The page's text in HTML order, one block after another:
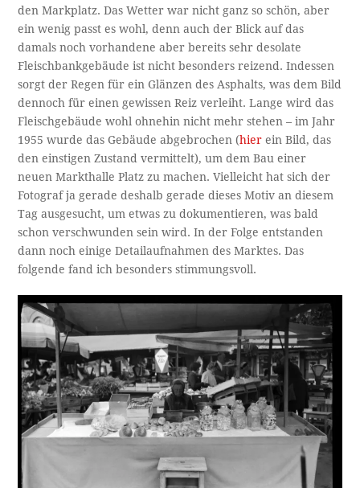
den Markplatz. Das Wetter war nicht ganz so schön, aber
ein wenig passt es wohl, denn auch der Blick auf das
damals noch vorhandene aber bereits sehr desolate
Fleischbankgebäude ist nicht besonders reizend. Indessen
sorgt der Regen für ein Glänzen des Asphalts, was dem Bild
dennoch für einen gewissen Reiz verleiht. Lange wird das
Fleischgebäude wohl ohnehin nicht mehr stehen – im Jahr
1955 wurde das Gebäude abgebrochen (hierein Bild, das
den einstigen Zustand vermittelt), um dem Bau einer
neuen Markthalle Platz zu machen. Vielleicht hat sich der
Fotograf ja gerade deshalb gerade dieses Motiv an diesem
Tag ausgesucht, um etwas zu dokumentieren, was bald
schon verschwunden sein wird. In der Folge entstanden
dann noch einige Detailaufnahmen des Marktes. Das
folgende fand ich besonders stimmungsvoll.